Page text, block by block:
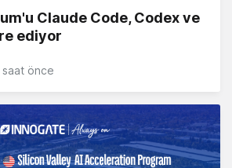
Claude Code, Codex ve
ediyor
saat önce